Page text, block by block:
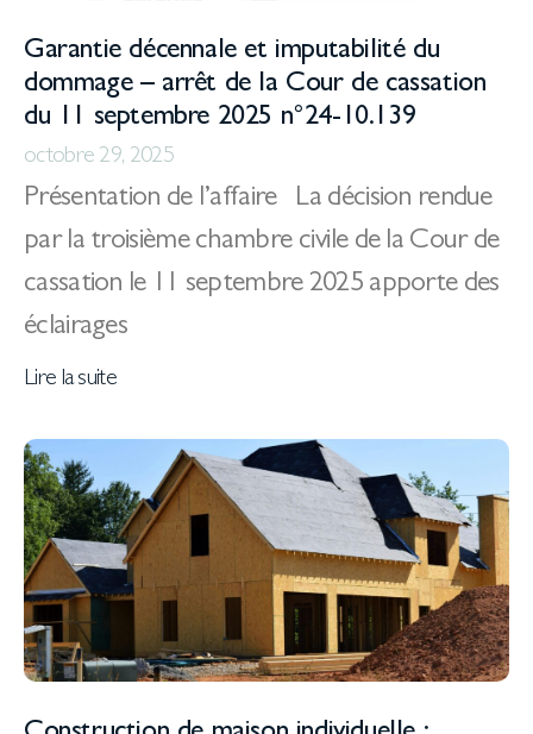
Garantie décennale et imputabilité du
dommage – arrêt de la Cour de cassation
du 11 septembre 2025 n°24-10.139
octobre 29, 2025
Présentation de l’affaire La décision rendue
par la troisième chambre civile de la Cour de
cassation le 11 septembre 2025 apporte des
éclairages
Lire la suite